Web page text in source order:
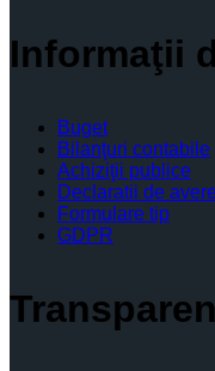
Informaţii
Buget
Bilanţuri contabile
Achiziţii publice
Declaratii de
Formulare tip
GDPR